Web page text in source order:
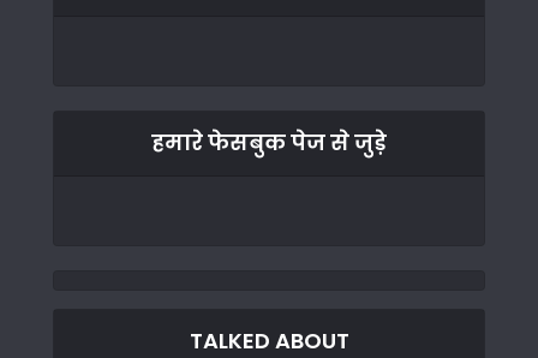
हमारे फेसबुक पेज से जुड़े
TALKED ABOUT